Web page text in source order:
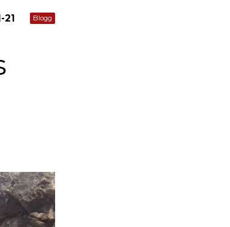
21 Blogg